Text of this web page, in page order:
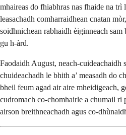
mhaireas do fhiabhras nas fhaide na trì
leasachadh comharraidhean cnatan
soidhnichean rabhaidh èiginneach
gu h-àrd.
Faodaidh August, neach-cuideachaidh
chuideachadh le bhith a’ measadh do
bheil feum agad air aire mheidigeach,
cudromach co-chomhairle a chumail ri
airson breithneachadh agus co-